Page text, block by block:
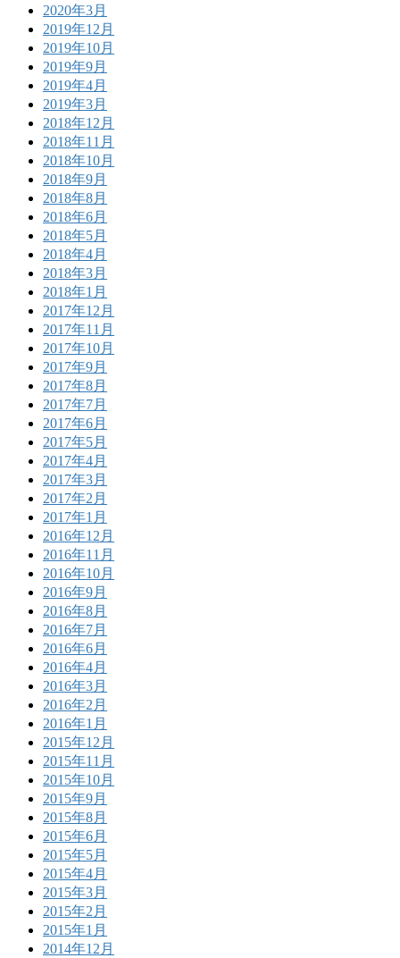
2020年3月
2019年12月
2019年10月
2019年9月
2019年4月
2019年3月
2018年12月
2018年11月
2018年10月
2018年9月
2018年8月
2018年6月
2018年5月
2018年4月
2018年3月
2018年1月
2017年12月
2017年11月
2017年10月
2017年9月
2017年8月
2017年7月
2017年6月
2017年5月
2017年4月
2017年3月
2017年2月
2017年1月
2016年12月
2016年11月
2016年10月
2016年9月
2016年8月
2016年7月
2016年6月
2016年4月
2016年3月
2016年2月
2016年1月
2015年12月
2015年11月
2015年10月
2015年9月
2015年8月
2015年6月
2015年5月
2015年4月
2015年3月
2015年2月
2015年1月
2014年12月